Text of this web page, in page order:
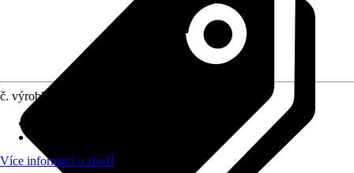
č. výrobku
Více informací o zboží